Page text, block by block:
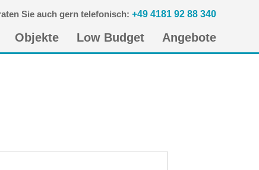
Sie auch gern telefonisch: +49 4181 92 88 340
Objekte Low Budget Angebote